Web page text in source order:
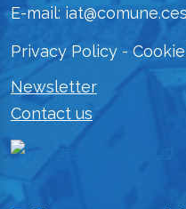
E-mail:
Privacy Policy -
Newsletter
Contact us